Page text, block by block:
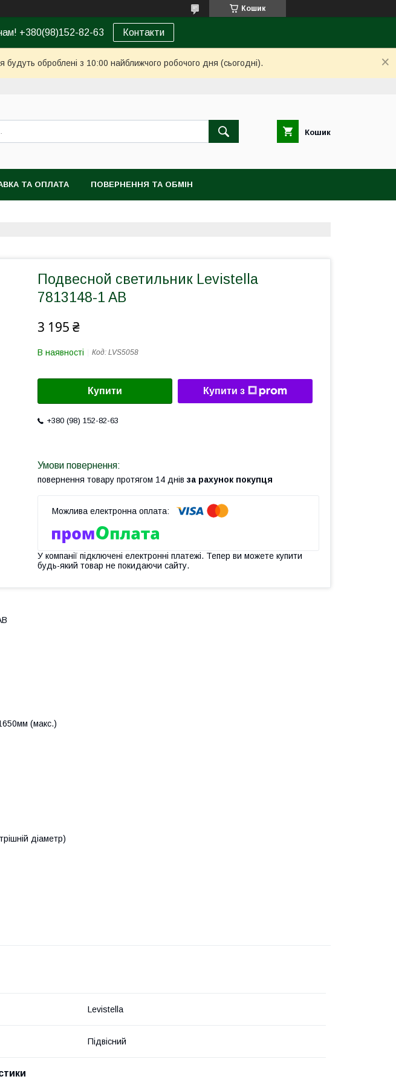
Кошик
+380(98)152-82-63 Контакти
оброблені з 10:00 найближчого робочого дня (сьогодні).
Кошик
ТА ОПЛАТА ПОВЕРНЕННЯ ТА ОБМІН
Подвесной светильник Levistella
7813148-1 AB
3 195 ₴
В наявності Код: LVS5058
Купити Купити з
+380 (98) 152-82-63
повернення товару протягом 14 днів за рахунок покупця
У компанії підключені електронні платежі. Тепер ви можете купити
будь-який товар не покидаючи сайту.
(макс.)
діаметр)
Levistella
Підвісний